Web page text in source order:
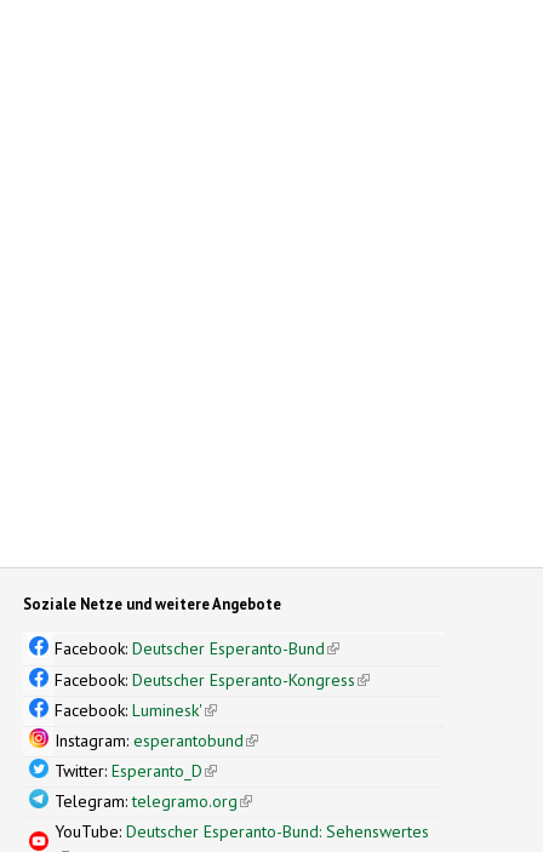
Soziale Netze und weitere Angebote
Facebook:Deutscher Esperanto-Bund(link is external)
Facebook:Deutscher Esperanto-Kongress(link is external)
Facebook:Luminesk'(link is external)
Instagram:esperantobund(link is external)
Twitter:Esperanto_D(link is external)
Telegram:telegramo.org(link is external)
YouTube:Deutscher Esperanto-Bund: Sehenswertes